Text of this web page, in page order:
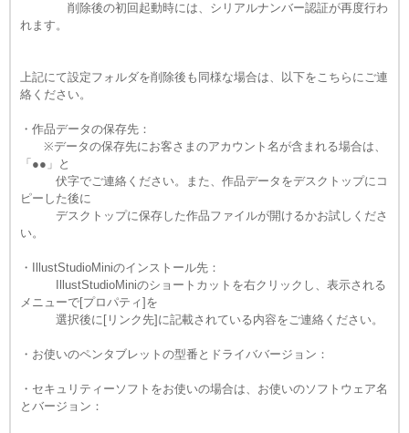
削除後の初回起動時には、シリアルナンバー認証が再度行わ
れます。
上記にて設定フォルダを削除後も同様な場合は、以下をこちらにご連
絡ください。
・作品データの保存先：
※データの保存先にお客さまのアカウント名が含まれる場合は、
「●●」と
伏字でご連絡ください。また、作品データをデスクトップにコ
ピーした後に
デスクトップに保存した作品ファイルが開けるかお試しくださ
い。
・IllustStudioMiniのインストール先：
IllustStudioMiniのショートカットを右クリックし、表示される
メニューで[プロパティ]を
選択後に[リンク先]に記載されている内容をご連絡ください。
・お使いのペンタブレットの型番とドライババージョン：
・セキュリティーソフトをお使いの場合は、お使いのソフトウェア名
とバージョン：